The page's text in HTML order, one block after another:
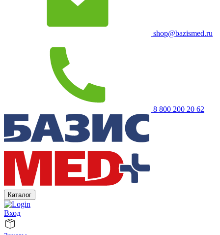
shop@bazismed.ru
8 800 200 20 62
Каталог
Вход